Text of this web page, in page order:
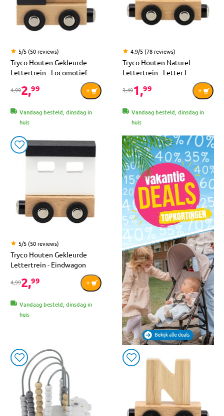
5/5 (50 reviews)
Tryco Houten Gekleurde
Lettertrein - Locomotief
4,992,99
Vandaag besteld, dinsdag in
huis
4.9/5 (78 reviews)
Tryco Houten Naturel
Lettertrein - Letter I
3,491,99
Vandaag besteld, dinsdag in
huis
5/5 (50 reviews)
Tryco Houten Gekleurde
Lettertrein - Eindwagon
4,992,99
Vandaag besteld, dinsdag in
huis